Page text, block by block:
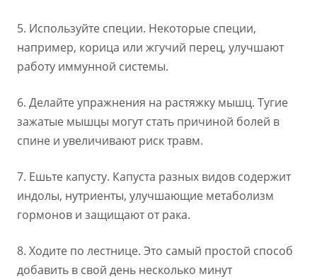
5. Используйте специи. Некоторые специи,
например, корица или жгучий перец, улучшают
работу иммунной системы.
6. Делайте упражнения на растяжку мышц. Тугие
зажатые мышцы могут стать причиной болей в
спине и увеличивают риск травм.
7. Ешьте капусту. Капуста разных видов содержит
индолы, нутриенты, улучшающие метаболизм
гормонов и защищают от рака.
8. Ходите по лестнице. Это самый простой способ
добавить в свой день несколько минут